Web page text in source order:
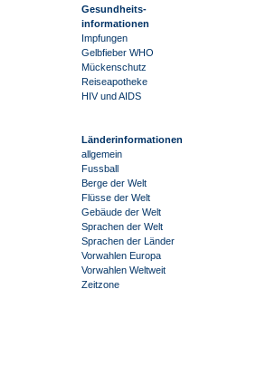
Gesundheits-
informationen
Impfungen
Gelbfieber WHO
Mückenschutz
Reiseapotheke
HIV und AIDS
Länderinformationen
allgemein
Fussball
Berge der Welt
Flüsse der Welt
Gebäude der Welt
Sprachen der Welt
Sprachen der Länder
Vorwahlen Europa
Vorwahlen Weltweit
Zeitzone